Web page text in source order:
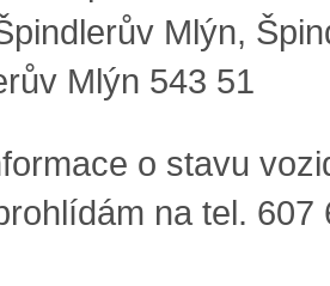
Mlýn,
Mlýn 543 51
o stavu
na tel. 607